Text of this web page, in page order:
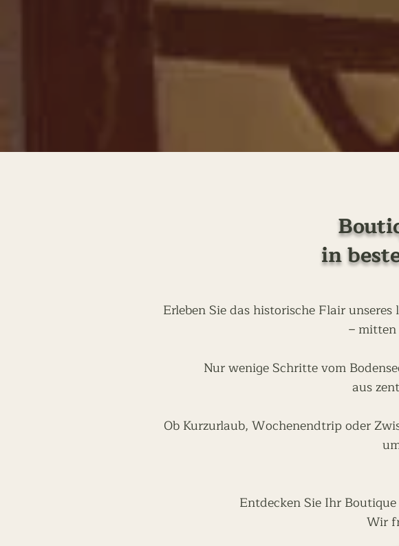
in
Erleben Sie das historische Flair
–
Nur wenige Schritte vom
aus
Ob Kurzurlaub, Wochenendtrip oder
Entdecken Sie Ihr
Wir